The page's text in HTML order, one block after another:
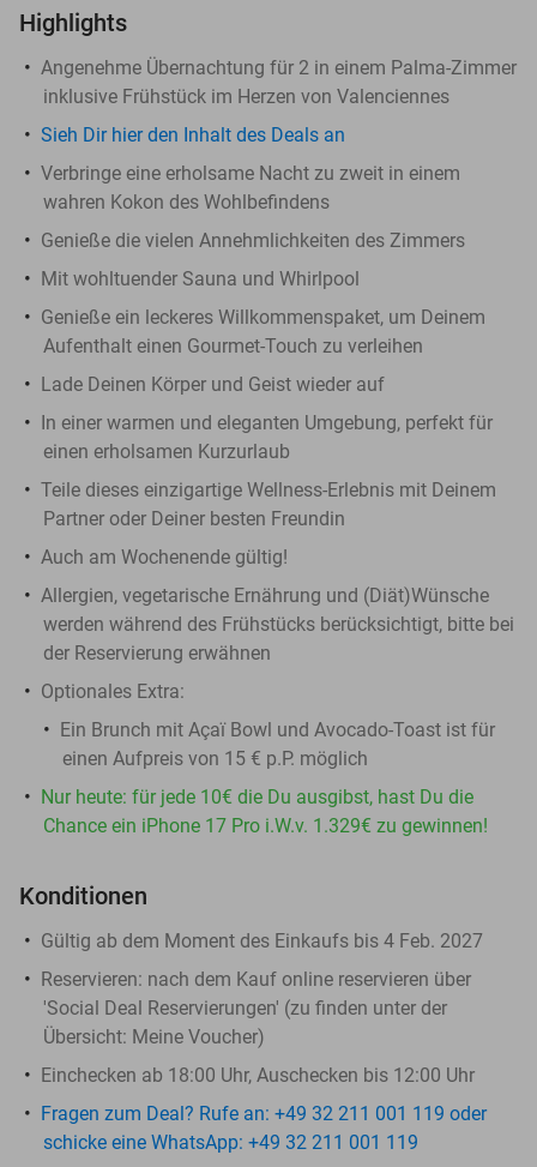
Highlights
Angenehme Übernachtung für 2 in einem Palma-Zimmer
inklusive Frühstück im Herzen von Valenciennes
Sieh Dir hier den Inhalt des Deals an
Verbringe eine erholsame Nacht zu zweit in einem
wahren Kokon des Wohlbefindens
Genieße die vielen Annehmlichkeiten des Zimmers
Mit wohltuender Sauna und Whirlpool
Genieße ein leckeres Willkommenspaket, um Deinem
Aufenthalt einen Gourmet-Touch zu verleihen
Lade Deinen Körper und Geist wieder auf
In einer warmen und eleganten Umgebung, perfekt für
einen erholsamen Kurzurlaub
Teile dieses einzigartige Wellness-Erlebnis mit Deinem
Partner oder Deiner besten Freundin
Auch am Wochenende gültig!
Allergien, vegetarische Ernährung und (Diät)Wünsche
werden während des Frühstücks berücksichtigt, bitte bei
der Reservierung erwähnen
Optionales Extra:
Ein Brunch mit Açaï Bowl und Avocado-Toast ist für
einen Aufpreis von 15 € p.P. möglich
Nur heute: für jede 10€ die Du ausgibst, hast Du die
Chance ein iPhone 17 Pro i.W.v. 1.329€ zu gewinnen!
Konditionen
Gültig ab dem Moment des Einkaufs bis 4 Feb. 2027
Reservieren: nach dem Kauf online reservieren über
'Social Deal Reservierungen' (zu finden unter der
Übersicht: Meine Voucher)
Einchecken ab 18:00 Uhr, Auschecken bis 12:00 Uhr
Fragen zum Deal? Rufe an: +49 32 211 001 119 oder
schicke eine WhatsApp: +49 32 211 001 119